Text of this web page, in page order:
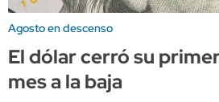
Agosto en descenso
El dólar cerró su
mes a la baja